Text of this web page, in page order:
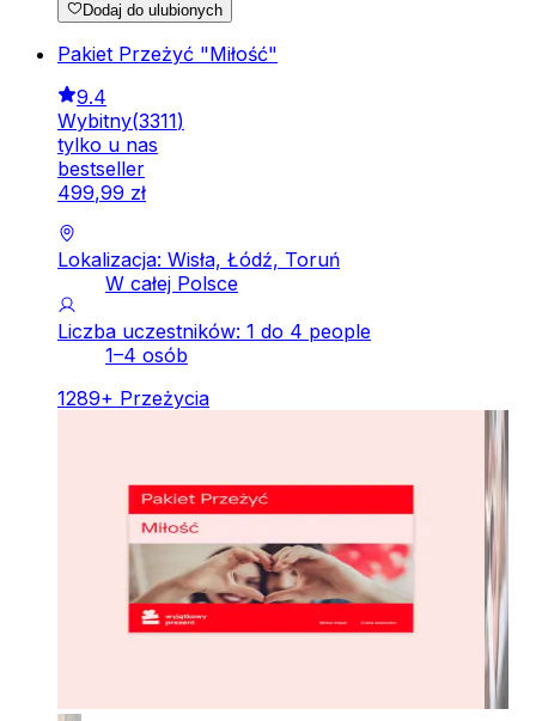
Dodaj do ulubionych
Pakiet Przeżyć "Miłość"
9.4
Wybitny(3311)
tylko u nas
bestseller
499,99 zł
Lokalizacja: Wisła, Łódź, Toruń
W całej Polsce
Liczba uczestników: 1 do 4 people
1–4 osób
1289+ Przeżycia